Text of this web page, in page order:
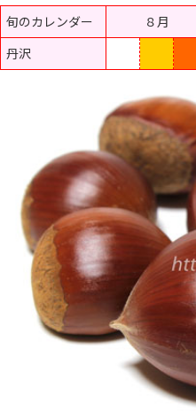
旬のカレンダー ８月
丹沢